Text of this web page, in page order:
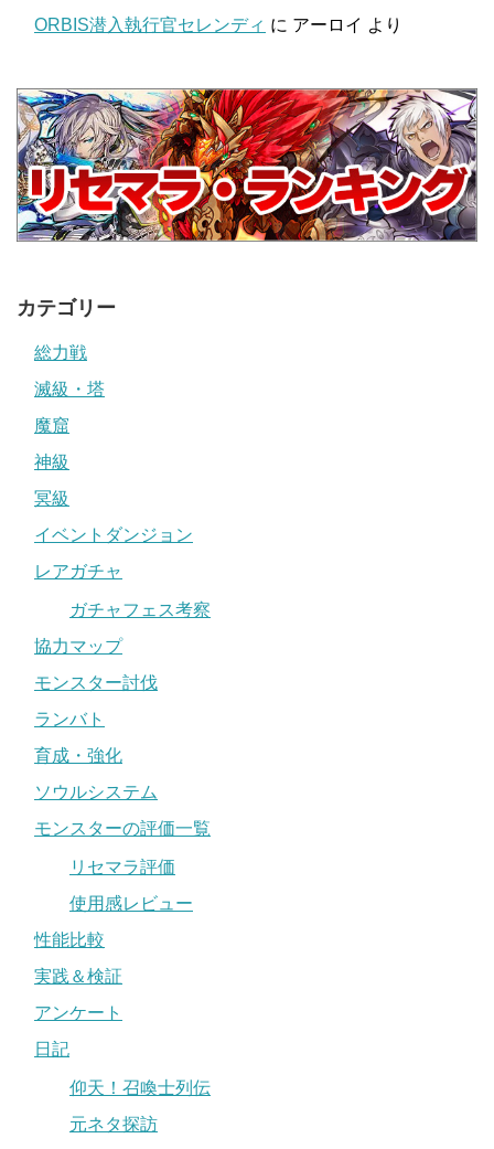
ORBIS潜入執行官セレンディ に アーロイ より
カテゴリー
総力戦
滅級・塔
魔窟
神級
冥級
イベントダンジョン
レアガチャ
ガチャフェス考察
協力マップ
モンスター討伐
ランバト
育成・強化
ソウルシステム
モンスターの評価一覧
リセマラ評価
使用感レビュー
性能比較
実践＆検証
アンケート
日記
仰天！召喚士列伝
元ネタ探訪